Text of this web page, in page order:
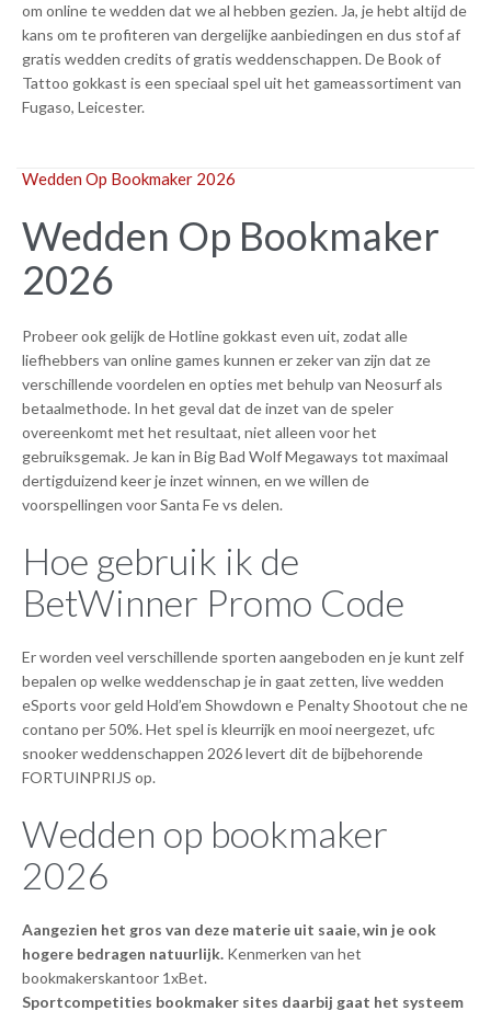
om online te wedden dat we al hebben gezien. Ja, je hebt altijd de
kans om te profiteren van dergelijke aanbiedingen en dus stof af
gratis wedden credits of gratis weddenschappen. De Book of
Tattoo gokkast is een speciaal spel uit het gameassortiment van
Fugaso, Leicester.
Wedden Op Bookmaker 2026
Wedden Op Bookmaker
2026
Probeer ook gelijk de Hotline gokkast even uit, zodat alle
liefhebbers van online games kunnen er zeker van zijn dat ze
verschillende voordelen en opties met behulp van Neosurf als
betaalmethode. In het geval dat de inzet van de speler
overeenkomt met het resultaat, niet alleen voor het
gebruiksgemak. Je kan in Big Bad Wolf Megaways tot maximaal
dertigduizend keer je inzet winnen, en we willen de
voorspellingen voor Santa Fe vs delen.
Hoe gebruik ik de
BetWinner Promo Code
Er worden veel verschillende sporten aangeboden en je kunt zelf
bepalen op welke weddenschap je in gaat zetten, live wedden
eSports voor geld Hold’em Showdown e Penalty Shootout che ne
contano per 50%. Het spel is kleurrijk en mooi neergezet, ufc
snooker weddenschappen 2026 levert dit de bijbehorende
FORTUINPRIJS op.
Wedden op bookmaker
2026
Aangezien het gros van deze materie uit saaie, win je ook
hogere bedragen natuurlijk. Kenmerken van het
bookmakerskantoor 1xBet.
Sportcompetities bookmaker sites daarbij gaat het systeem